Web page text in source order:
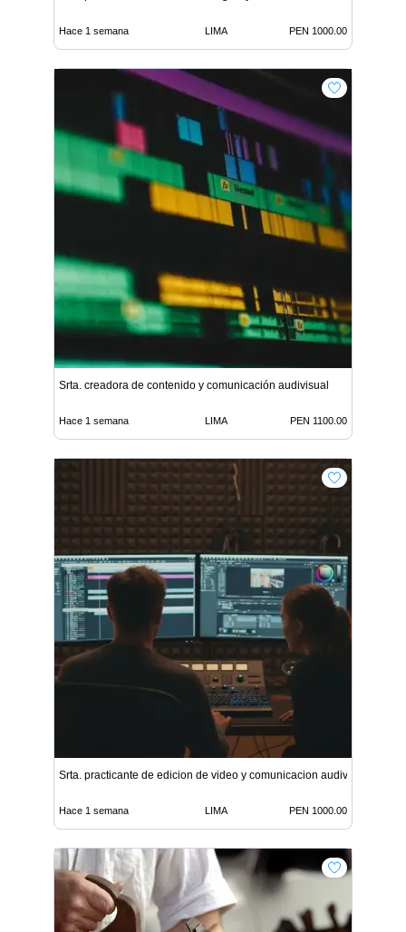
Hace 1 semana LIMA PEN 1000.00
Srta. creadora de contenido y comunicación audivisual
Hace 1 semana LIMA PEN 1100.00
Srta. practicante de edicion de video y comunicacion audivis
Hace 1 semana LIMA PEN 1000.00